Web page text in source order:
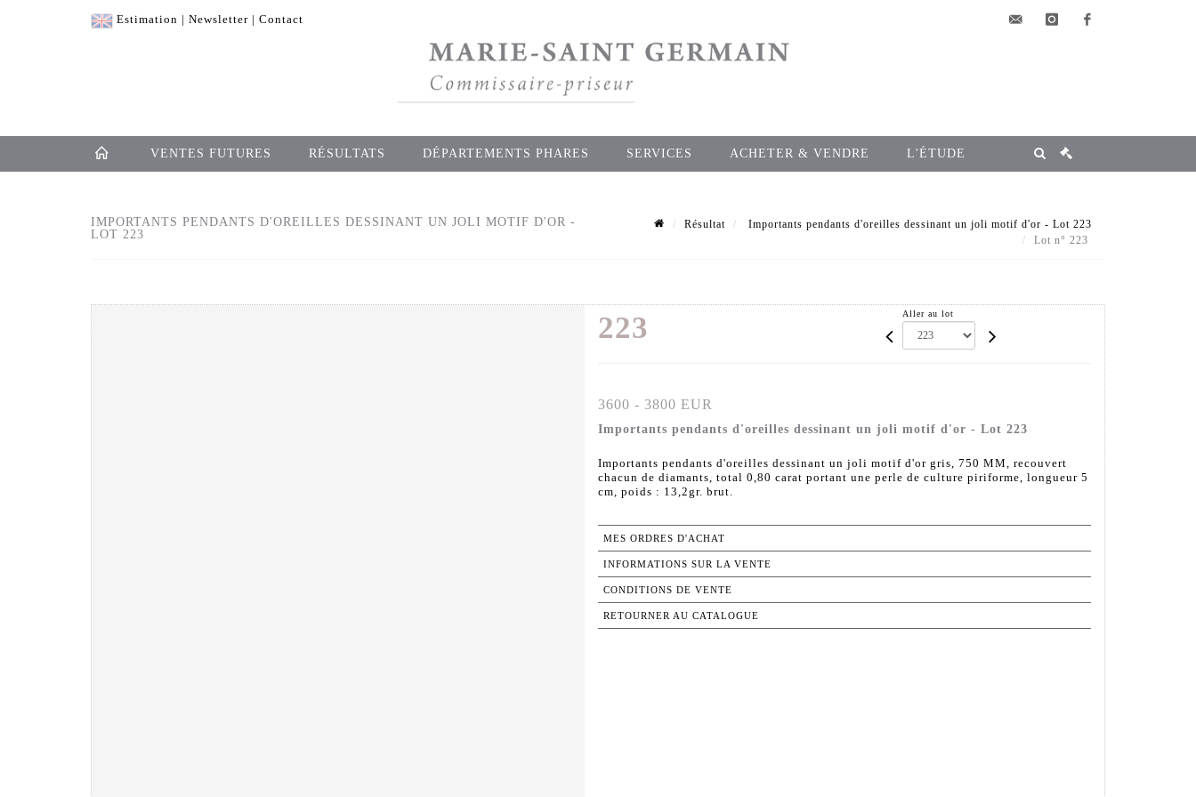
Estimation | Newsletter | Contact
VENTES FUTURES RÉSULTATS DÉPARTEMENTS PHARES SERVICES ACHETER & VENDRE L'ÉTUDE
IMPORTANTS PENDANTS D'OREILLES DESSINANT UN JOLI MOTIF D'OR -
LOT 223
Résultat
Importants pendants d'oreilles dessinant un joli motif d'or - Lot 223
Lot n° 223
223 Aller au lot
3600 - 3800 EUR
Importants pendants d'oreilles dessinant un joli motif d'or - Lot 223
Importants pendants d'oreilles dessinant un joli motif d'or gris, 750 MM, recouvert
chacun de diamants, total 0,80 carat portant une perle de culture piriforme, longueur 5
cm, poids : 13,2gr. brut.
MES ORDRES D'ACHAT
INFORMATIONS SUR LA VENTE
CONDITIONS DE VENTE
RETOURNER AU CATALOGUE